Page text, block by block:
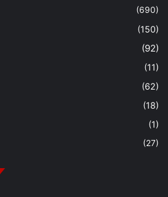
(690)
(150)
(92)
(11)
(62)
(18)
(1)
(27)